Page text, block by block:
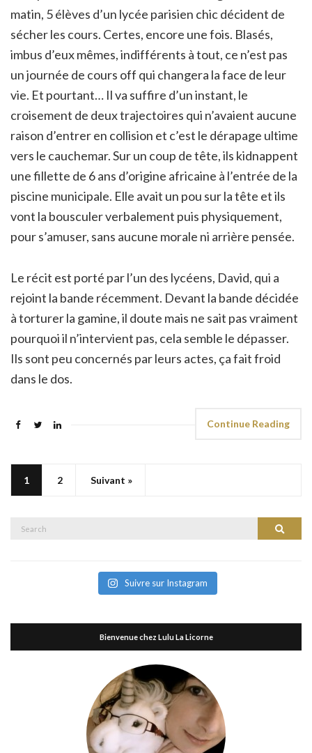
matin, 5 élèves d’un lycée parisien chic décident de
sécher les cours. Certes, encore une fois. Blasés,
imbus d’eux mêmes, indifférents à tout, ce n’est pas
un journée de cours off qui changera la face de leur
vie. Et pourtant… Il va suffire d’un instant, le
croisement de deux trajectoires qui n’avaient aucune
raison d’entrer en collision et c’est le dérapage ultime
vers le cauchemar. Sur un coup de tête, ils kidnappent
une fillette de 6 ans d’origine africaine à l’entrée de la
piscine municipale. Elle avait un pou sur la tête et ils
vont la bousculer verbalement puis physiquement,
pour s’amuser, sans aucune morale ni arrière pensée.
Le récit est porté par l’un des lycéens, David, qui a
rejoint la bande récemment. Devant la bande décidée
à torturer la gamine, il doute mais ne sait pas vraiment
pourquoi il n’intervient pas, cela semble le dépasser.
Ils sont peu concernés par leurs actes, ça fait froid
dans le dos.
Continue Reading
1 2 Suivant »
Search
Suivre sur Instagram
Bienvenue chez Lulu La Licorne